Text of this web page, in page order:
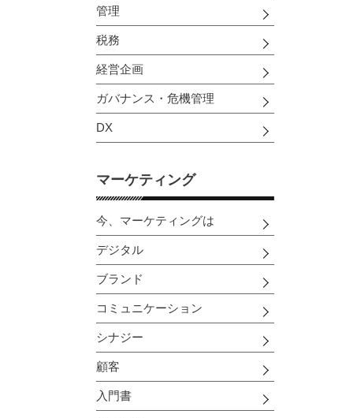
管理
税務
経営企画
ガバナンス・危機管理
DX
マーケティング
今、マーケティングは
デジタル
ブランド
コミュニケーション
シナジー
顧客
入門書